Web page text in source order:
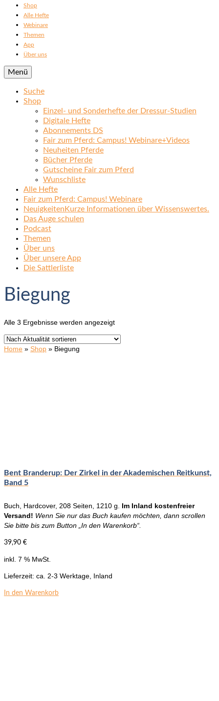
Shop
Alle Hefte
Webinare
Themen
App
Über uns
Menü
Suche
Shop
Einzel- und Sonderhefte der Dressur-Studien
Digitale Hefte
Abonnements DS
Fair zum Pferd: Campus! Webinare+Videos
Neuheiten Pferde
Bücher Pferde
Gutscheine Fair zum Pferd
Wunschliste
Alle Hefte
Fair zum Pferd: Campus! Webinare
Neuigkeiten Kurze Informationen über Wissenswertes.
Das Auge schulen
Podcast
Themen
Über uns
Über unsere App
Die Sattlerliste
Biegung
Alle 3 Ergebnisse werden angezeigtNach
sortiert
Home » Shop » Biegung
Bent Branderup: Der Zirkel in der Akademischen Reitkunst,
Band 5
Buch, Hardcover, 208 Seiten, 1210 g. Im Inland kostenfreier
Versand! Wenn Sie nur das Buch kaufen möchten, dann scrollen
Sie bitte bis zum Button „In den Warenkorb“.
39,90 €
inkl. 7 % MwSt.
Lieferzeit: ca. 2-3 Werktage, Inland
In den Warenkorb